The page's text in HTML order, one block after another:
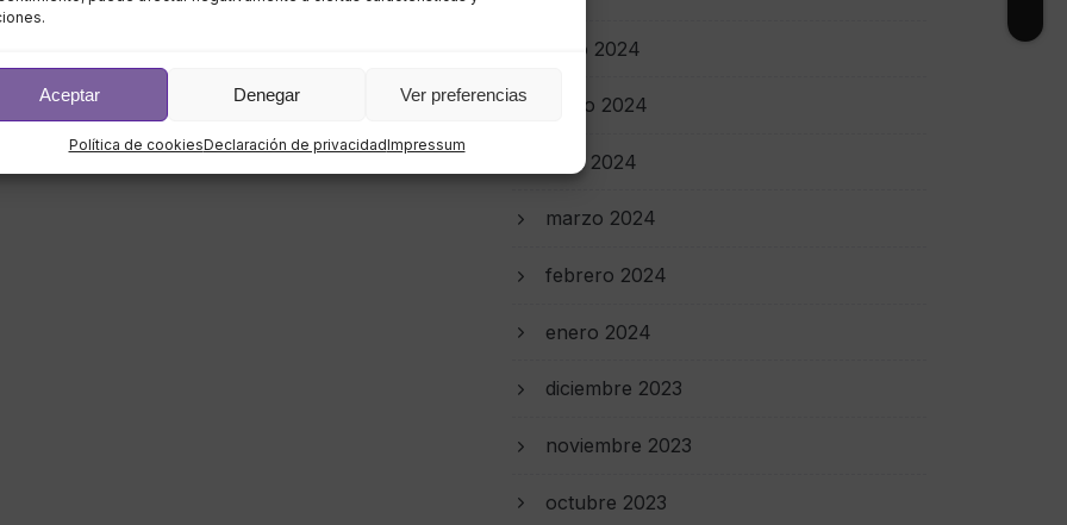
Aceptar Denegar Ver preferencias
Política de cookiesDeclaración de privacidadImpressum
junio 2024
mayo 2024
abril 2024
marzo 2024
febrero 2024
enero 2024
diciembre 2023
noviembre 2023
octubre 2023